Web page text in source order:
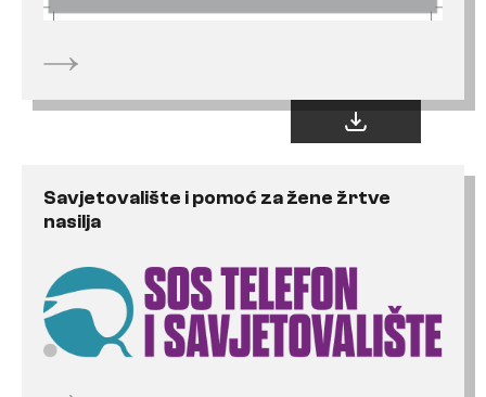
Savjetovalište i pomoć za žene žrtve
nasilja